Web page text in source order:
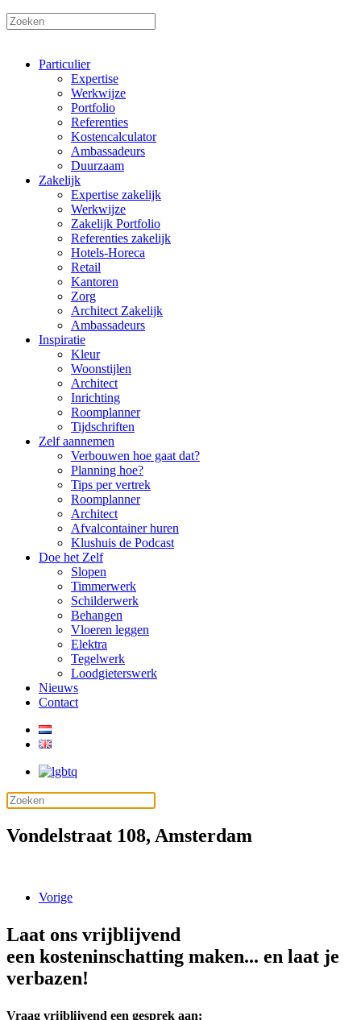
Particulier
Expertise
Werkwijze
Portfolio
Referenties
Kostencalculator
Ambassadeurs
Duurzaam
Zakelijk
Expertise zakelijk
Werkwijze
Zakelijk Portfolio
Referenties zakelijk
Hotels-Horeca
Retail
Kantoren
Zorg
Architect Zakelijk
Ambassadeurs
Inspiratie
Kleur
Woonstijlen
Architect
Inrichting
Roomplanner
Tijdschriften
Zelf aannemen
Verbouwen hoe gaat dat?
Planning hoe?
Tips per vertrek
Roomplanner
Architect
Afvalcontainer huren
Klushuis de Podcast
Doe het Zelf
Slopen
Timmerwerk
Schilderwerk
Behangen
Vloeren leggen
Elektra
Tegelwerk
Loodgieterswerk
Nieuws
Contact
Vondelstraat 108, Amsterdam
Vorige
Laat ons vrijblijvend
een kosteninschatting maken... en laat je
verbazen!
Vraag vrijblijvend een gesprek aan: